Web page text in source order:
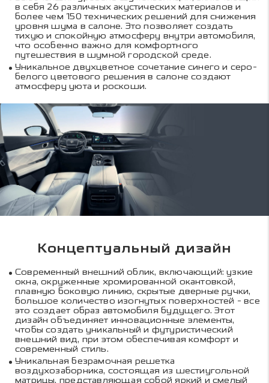
в себя 26 различных акустических материалов и
более чем 150 технических решений для снижения
уровня шума в салоне. Это позволяет создать
тихую и спокойную атмосферу внутри автомобиля,
что особенно важно для комфортного
путешествия в шумной городской среде.
Уникальное двухцветное сочетание синего и серо-
белого цветового решения в салоне создают
атмосферу уюта и роскоши.
Концептуальный дизайн
Современный внешний облик, включающий: узкие
окна, окруженные хромированной окантовкой,
плавную боковую линию, скрытые дверные ручки,
большое количество изогнутых поверхностей - все
это создает образ автомобиля будущего. Этот
дизайн объединяет инновационные элементы,
чтобы создать уникальный и футуристический
внешний вид, при этом обеспечивая комфорт и
современный стиль.
Уникальная безрамочная решетка
воздухозаборника, состоящая из шестиугольной
матрицы, представляющая собой яркий и смелый